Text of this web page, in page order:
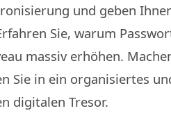
und geben
Sie, warum
massiv erhöhen.
Sie in ein organisiertes
digitalen Tresor.